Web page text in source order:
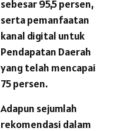
sebesar 95,5 persen,
serta pemanfaatan
kanal digital untuk
Pendapatan Daerah
yang telah mencapai
75 persen.
Adapun sejumlah
rekomendasi dalam